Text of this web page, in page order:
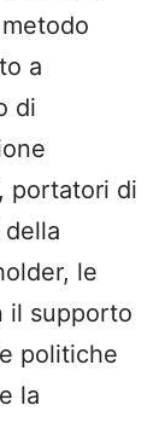
a
di
portatori di
le
il supporto
politiche
la